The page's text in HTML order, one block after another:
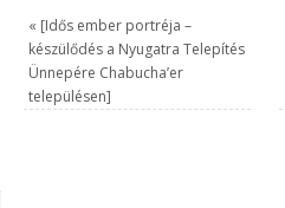
« [Idős ember portréja –
készülődés a Nyugatra Telepítés
Ünnepére Chabucha’er
településen]